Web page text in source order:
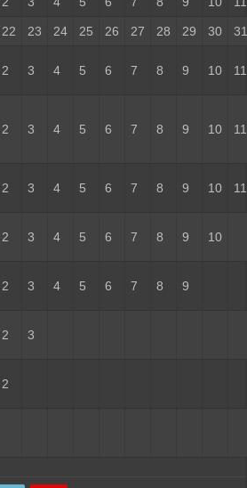
22 23 24 25 26 27 28 29 30 31
2 3 4 5 6 7 8 9 10 11
2 3 4 5 6 7 8 9 10 11
2 3 4 5 6 7 8 9 10 11
2 3 4 5 6 7 8 9 10
2 3 4 5 6 7 8 9
2 3
2